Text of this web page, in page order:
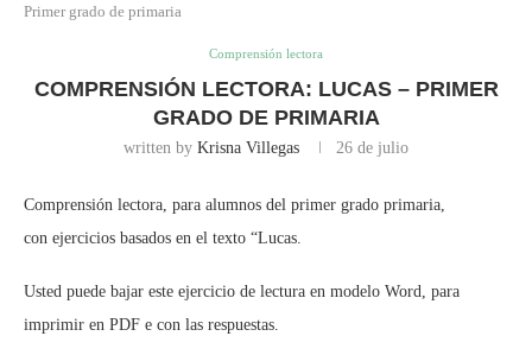
Primer grado de primaria
Comprensión lectora
COMPRENSIÓN LECTORA: LUCAS – PRIMER
GRADO DE PRIMARIA
written by Krisna Villegas 26 de julio
Comprensión lectora, para alumnos del primer grado primaria,
con ejercicios basados en el texto “Lucas.
Usted puede bajar este ejercicio de lectura en modelo Word, para
imprimir en PDF e con las respuestas.